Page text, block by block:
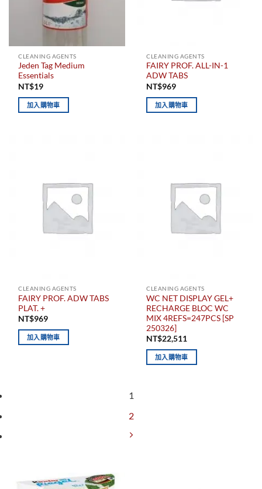
CLEANING AGENTS
Jeden Tag Medium
Essentials
NT$19
加入購物車
CLEANING AGENTS
FAIRY PROF. ALL-IN-1
ADW TABS
NT$969
加入購物車
CLEANING AGENTS
FAIRY PROF. ADW TABS
PLAT. +
NT$969
加入購物車
CLEANING AGENTS
WC NET DISPLAY GEL+
RECHARGE BLOC WC
MIX 4REFS=247PCS [SP
250326]
NT$22,511
加入購物車
1
2